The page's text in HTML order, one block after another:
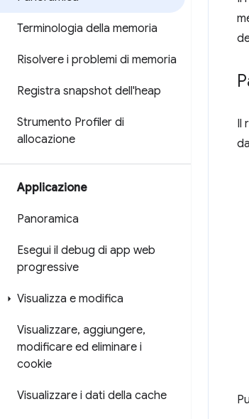
Terminologia della memoria
Risolvere i problemi di memoria
Registra snapshot dell'heap
Strumento Profiler di
allocazione
Applicazione
Panoramica
Esegui il debug di app web
progressive
Visualizza e modifica
Visualizzare, aggiungere,
modificare ed eliminare i
cookie
Visualizzare i dati della cache
Il